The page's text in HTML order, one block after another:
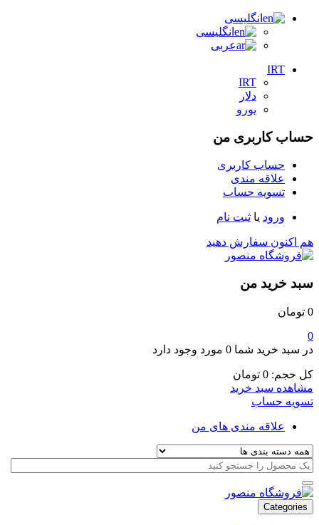
انگلیسی
انگلیسی
عربی
IRT
IRT
دلار
یورو
حساب کاربری من
حساب کاربری
علاقه مندی
تسویه حساب
ورود یا ثبت نام
هم اکنون سفارش دهید
سبد خرید من
0 تومان
0
در سبد خرید شما 0 مورد وجود دارد
کل حجم: 0 تومان
مشاهده سبد خرید
تسویه حساب
علاقه مندی های من
Categories